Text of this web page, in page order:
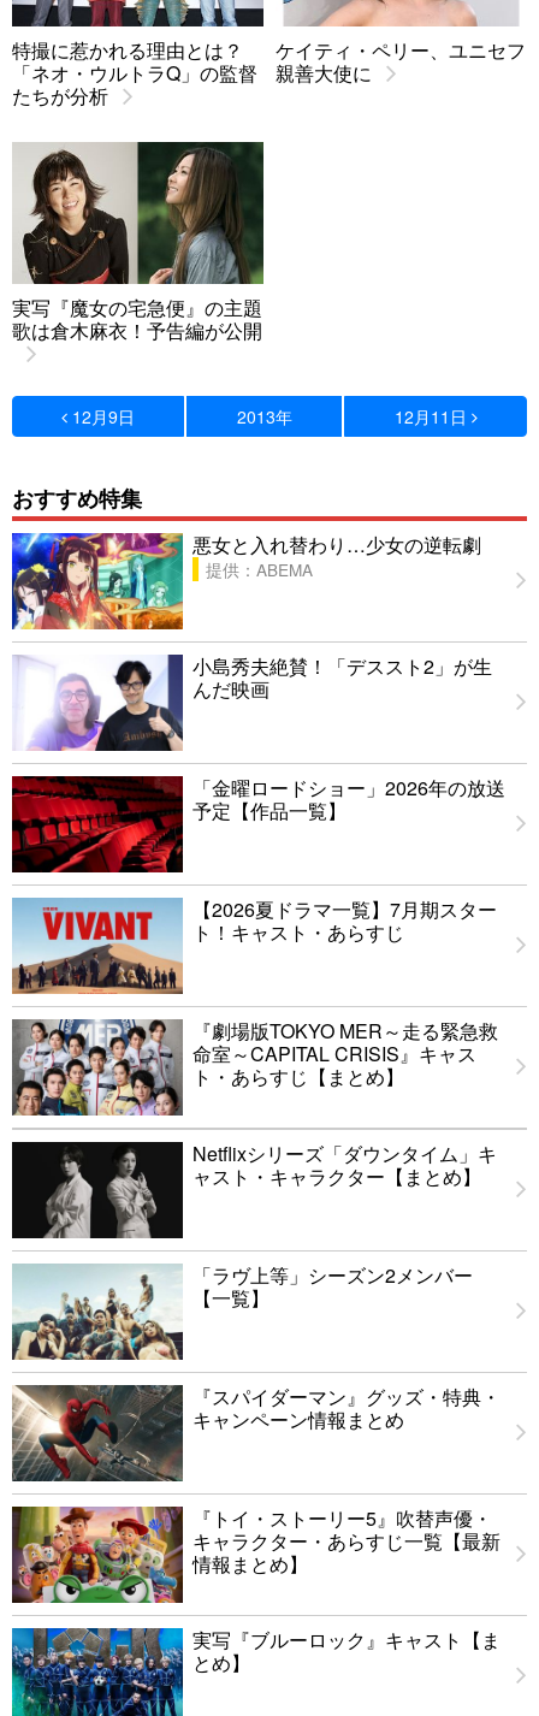
特撮に惹かれる理由とは？
「ネオ・ウルトラQ」の監督
たちが分析
ケイティ・ペリー、ユニセフ
親善大使に
実写『魔女の宅急便』の主題
歌は倉木麻衣！予告編が公開
12月9日 2013年 12月11日
おすすめ特集
悪女と入れ替わり…少女の逆転劇
提供：ABEMA
小島秀夫絶賛！「デススト2」が生
んだ映画
「金曜ロードショー」2026年の放送
予定【作品一覧】
【2026夏ドラマ一覧】7月期スター
ト！キャスト・あらすじ
『劇場版TOKYO MER～走る緊急救
命室～CAPITAL CRISIS』キャス
ト・あらすじ【まとめ】
Netflixシリーズ「ダウンタイム」キ
ャスト・キャラクター【まとめ】
「ラヴ上等」シーズン2メンバー
【一覧】
『スパイダーマン』グッズ・特典・
キャンペーン情報まとめ
『トイ・ストーリー5』吹替声優・
キャラクター・あらすじ一覧【最新
情報まとめ】
実写『ブルーロック』キャスト【ま
とめ】